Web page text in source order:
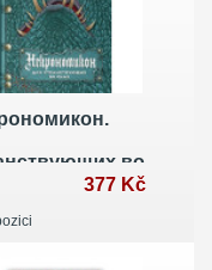
во
книга для377 Kč